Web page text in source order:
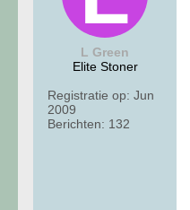
L Green
Elite Stoner
Registratie op: Jun
2009
Berichten: 132